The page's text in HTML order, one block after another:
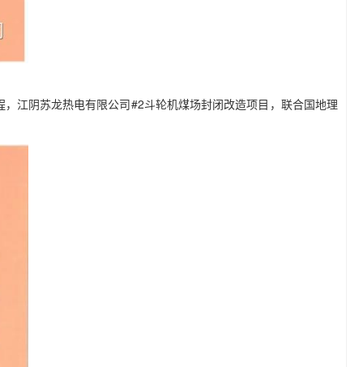
阴苏龙热电有限公司#2斗轮机煤场封闭改造项目，联合国地理